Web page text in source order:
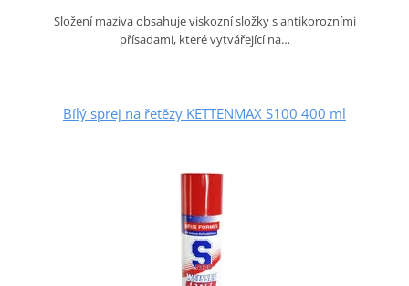
Složení maziva obsahuje viskozní složky s antikorozními
přísadami, které vytvářející na…
Bílý sprej na řetězy KETTENMAX S100 400 ml